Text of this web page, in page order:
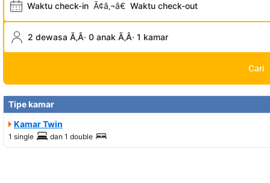
Waktu check-in Ã¢â‚¬â€ Waktu check-out
2 dewasa Ã‚Â· 0 anak Ã‚Â· 1 kamar
Cari
Tipe kamar
Kamar Twin
1 single dan 1 double